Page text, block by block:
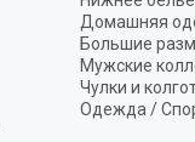
Домашняя
Большие
Мужские
Чулки и
Одежда /